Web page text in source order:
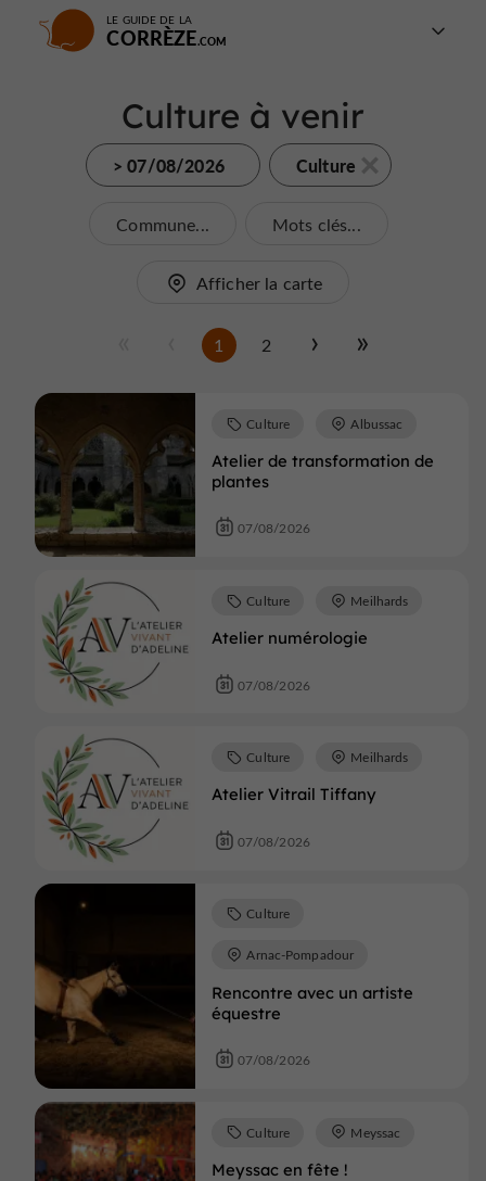
LE GUIDE DE LA
CORRÈZE
Culture à venir
> 07/08/2026 Culture
Commune... Mots clés...
Afficher la carte
1 2
Atelier de transformation de
plantes
Culture Albussac
07/08/2026
Atelier numérologie
Culture Meilhards
07/08/2026
Atelier Vitrail Tiffany
Culture Meilhards
07/08/2026
Rencontre avec un artiste
équestre
Culture
Arnac-Pompadour
07/08/2026
Meyssac en fête !
Culture Meyssac